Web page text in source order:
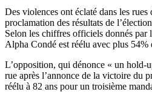
Message
Des violences ont éclaté dans les rues
proclamation des résultats de
Selon les chiffres officiels donnés par
Alpha Condé est réélu avec plus 54%
L’opposition, qui dénonce « un hold-
rue après l’annonce de la victoire du
réélu à 82 ans pour un troisième